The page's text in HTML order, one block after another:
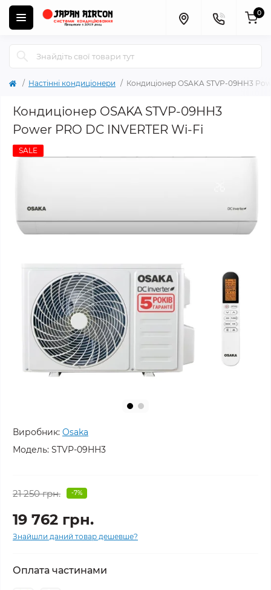
0
Настінні кондиціонери Кондиціонер OSAKA STVP-09HH3
Кондиціонер OSAKA STVP-09HH3
Power PRO DC INVERTER Wi-Fi
SALE
Виробник: Osaka
Модель: STVP-09HH3
21 250 грн. -7%
19 762 грн.
Знайшли даний товар дешевше?
Оплата частинами